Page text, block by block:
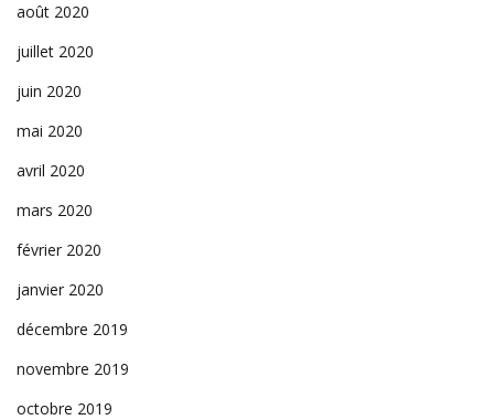
août 2020
juillet 2020
juin 2020
mai 2020
avril 2020
mars 2020
février 2020
janvier 2020
décembre 2019
novembre 2019
octobre 2019